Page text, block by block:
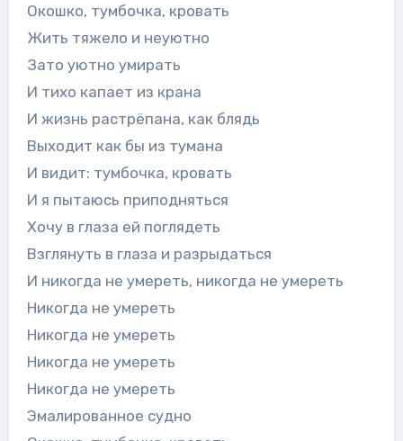
Окошко, тумбочка, кровать
Жить тяжело и неуютно
Зато уютно умирать
И тихо капает из крана
И жизнь растрёпана, как блядь
Выходит как бы из тумана
И видит: тумбочка, кровать
И я пытаюсь приподняться
Хочу в глаза ей поглядеть
Взглянуть в глаза и разрыдаться
И никогда не умереть, никогда не умереть
Никогда не умереть
Никогда не умереть
Никогда не умереть
Никогда не умереть
Эмалированное судно